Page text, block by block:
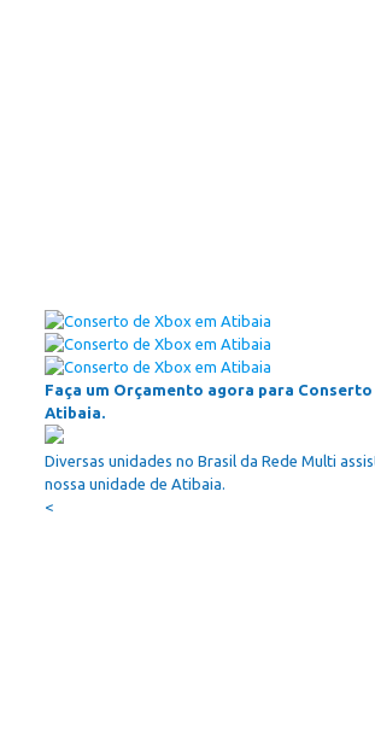
Faça um Orçamento agora para Conserto
Atibaia.
Diversas unidades no Brasil da Rede Multi
nossa unidade de Atibaia.
<